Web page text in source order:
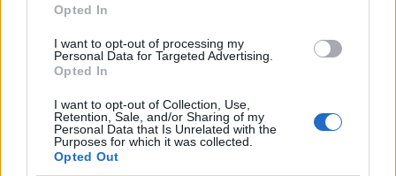
Opted In
I want to opt-out of processing my
Personal Data for Targeted Advertising.
Opted In
I want to opt-out of Collection, Use,
Retention, Sale, and/or Sharing of my
Personal Data that Is Unrelated with the
Purposes for which it was collected.
Opted Out
Co to jest co mi się pojawiło na obu dłoniach ???
Od jakiegoś czasu pojawiło mi się na dłoniach zmiany i
na obu dłoniach w miejscu lini papilarnych . Proszę o
poradę bo mnie to niepokoi
gość